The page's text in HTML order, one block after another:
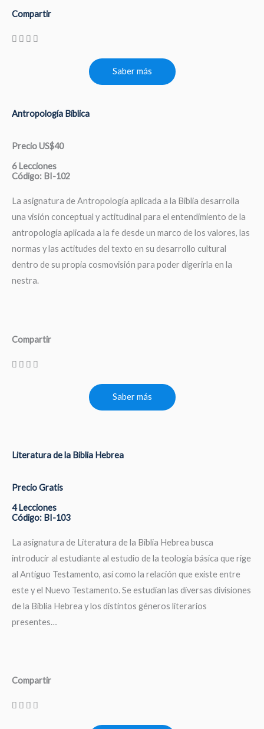
Compartir
Saber más
Antropología Bíblica
Precio US$40
6 Lecciones
Código: BI-102
La asignatura de Antropología aplicada a la Biblia desarrolla
una visión conceptual y actitudinal para el entendimiento de la
antropología aplicada a la fe desde un marco de los valores, las
normas y las actitudes del texto en su desarrollo cultural
dentro de su propia cosmovisión para poder digerirla en la
nestra.
Compartir
Saber más
Literatura de la Biblia Hebrea
Precio Gratis
4 Lecciones
Código: BI-103
La asignatura de Literatura de la Biblia Hebrea busca
introducir al estudiante al estudio de la teología básica que rige
al Antiguo Testamento, así como la relación que existe entre
este y el Nuevo Testamento. Se estudian las diversas divisiones
de la Biblia Hebrea y los distintos géneros literarios
presentes…
Compartir